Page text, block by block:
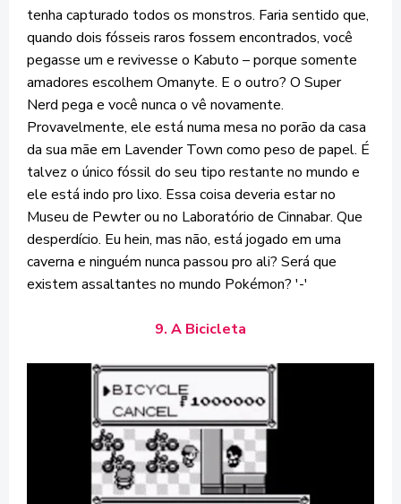
tenha capturado todos os monstros. Faria sentido que,
quando dois fósseis raros fossem encontrados, você
pegasse um e revivesse o Kabuto – porque somente
amadores escolhem Omanyte. E o outro? O Super
Nerd pega e você nunca o vê novamente.
Provavelmente, ele está numa mesa no porão da casa
da sua mãe em Lavender Town como peso de papel. É
talvez o único fóssil do seu tipo restante no mundo e
ele está indo pro lixo. Essa coisa deveria estar no
Museu de Pewter ou no Laboratório de Cinnabar. Que
desperdício. Eu hein, mas não, está jogado em uma
caverna e ninguém nunca passou pro ali? Será que
existem assaltantes no mundo Pokémon? '-'
9. A Bicicleta